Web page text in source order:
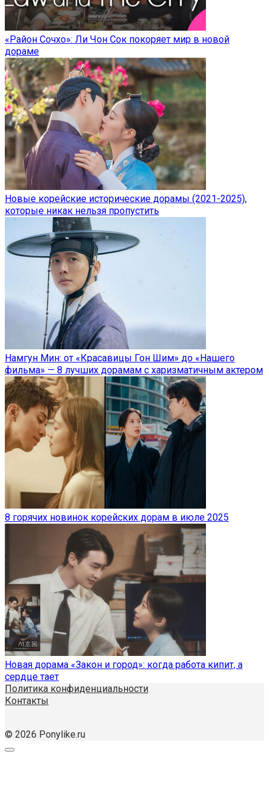
«Район Сочхо»: Ли Чон Сок покоряет мир в новой
дораме
Новые корейские исторические дорамы (2021-2025),
которые никак нельзя пропустить
Намгун Мин: от «Красавицы Гон Шим» до «Нашего
фильма» — 8 лучших дорамам с харизматичным актером
8 горячих новинок корейских дорам в июле 2025
Новая дорама «Закон и город»: когда работа кипит, а
сердце тает
Политика конфиденциальности
Контакты
© 2026 Ponylike.ru